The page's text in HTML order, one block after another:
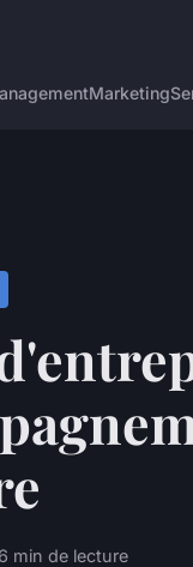
Marketing
6 min de lecture